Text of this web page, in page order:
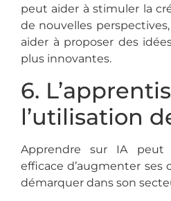
peut aider à stimuler la
de nouvelles
aider à proposer des
plus innovantes.
6.
l’utilisation
Apprendre sur IA
efficace d’augmenter ses
démarquer dans son